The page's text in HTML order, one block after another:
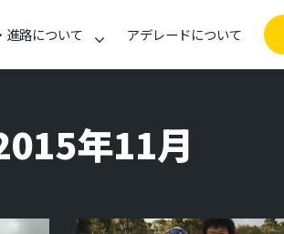
進路について アデレードについて
年11月